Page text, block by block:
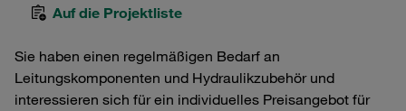
Auf die Projektliste
Sie haben einen regelmäßigen Bedarf an
Leitungskomponenten und Hydraulikzubehör und
interessieren sich für ein individuelles Preisangebot für